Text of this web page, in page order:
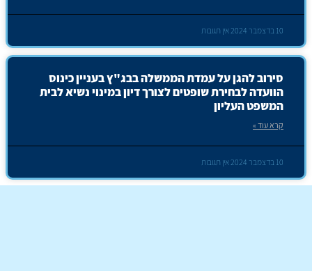
10 בדצמבר 2024 אין תגובות
סירוב להגן על עמדת הממשלה בבג"ץ בעניין כינוס
הוועדה לבחירת שופטים לצורך דיון במינוי נשיא לבית
המשפט העליון
קרא עוד »
10 בדצמבר 2024 אין תגובות